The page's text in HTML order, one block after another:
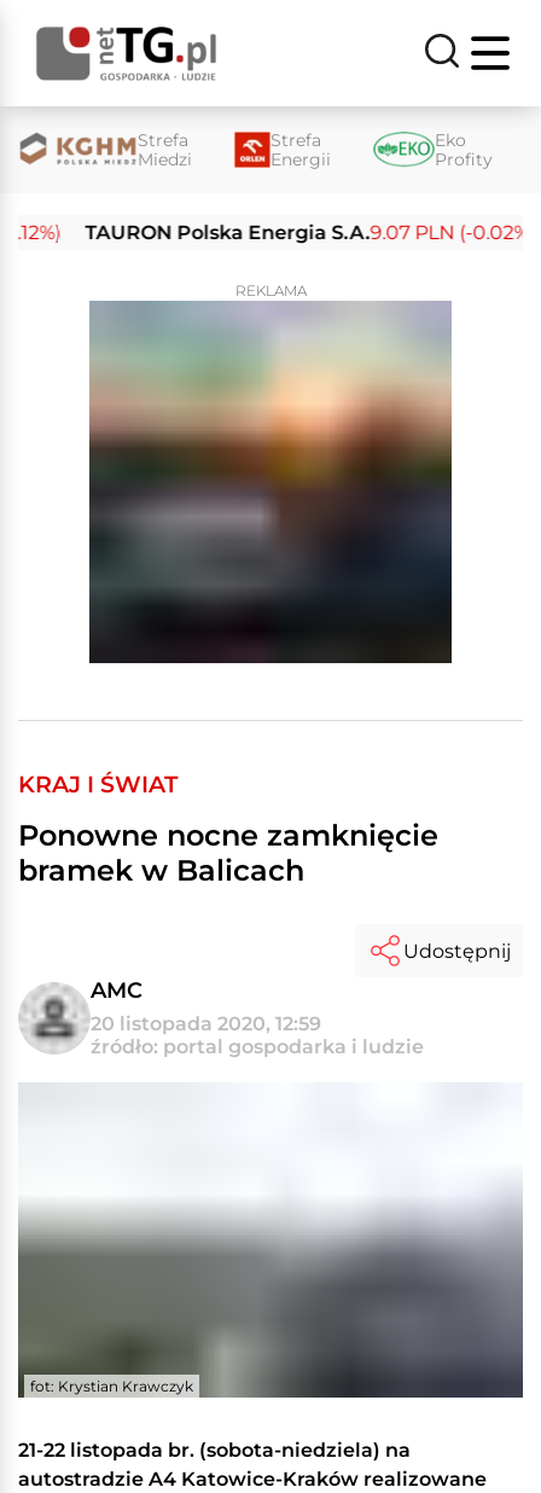
Strefa
Miedzi
Strefa
Energii
Eko
Profity
TAURON Polska Energia S.A.9.07 PLN (-0.02%)
REKLAMA
KRAJ I ŚWIAT
Ponowne nocne zamknięcie
bramek w Balicach
AMC
20 listopada 2020, 12:59
źródło: portal gospodarka i ludzie
Udostępnij
fot: Krystian Krawczyk
21-22 listopada br. (sobota-niedziela) na
autostradzie A4 Katowice-Kraków realizowane